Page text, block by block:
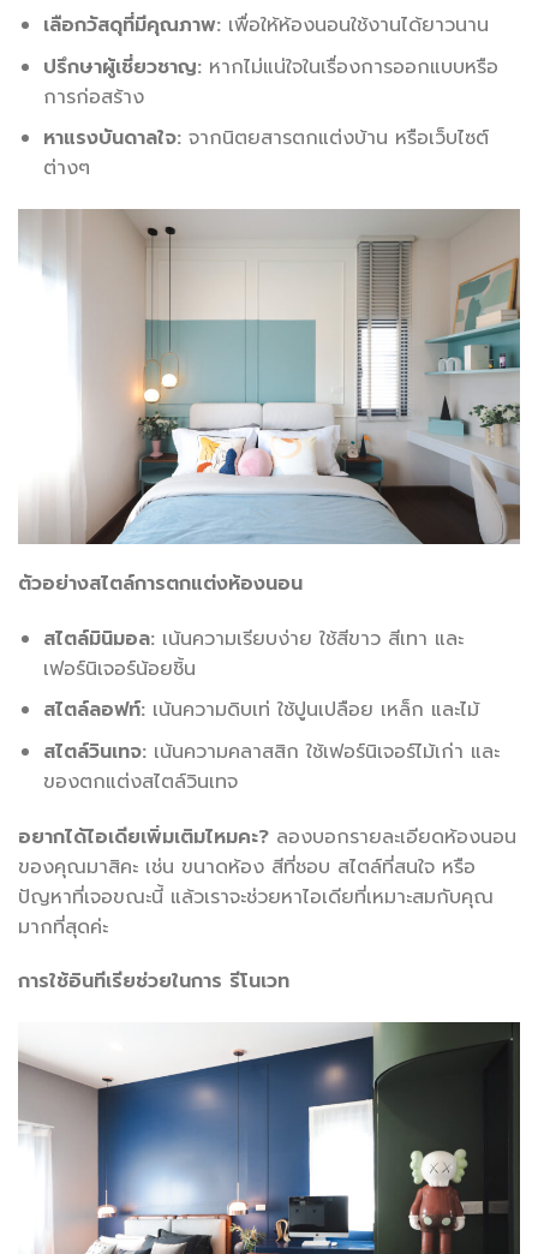
เลือกวัสดุที่มีคุณภาพ:เพื่อให้ห้องนอนใช้งานได้ยาวนาน
ปรึกษาผู้เชี่ยวชาญ:หากไม่แน่ใจในเรื่องการออกแบบหรือ
การก่อสร้าง
หาแรงบันดาลใจ:จากนิตยสารตกแต่งบ้าน หรือเว็บไซต์
ต่างๆ
ตัวอย่างสไตล์การตกแต่งห้องนอน
สไตล์มินิมอล:เน้นความเรียบง่าย ใช้สีขาว สีเทา และ
เฟอร์นิเจอร์น้อยชิ้น
สไตล์ลอฟท์:เน้นความดิบเท่ ใช้ปูนเปลือย เหล็ก และไม้
สไตล์วินเทจ:เน้นความคลาสสิก ใช้เฟอร์นิเจอร์ไม้เก่า และ
ของตกแต่งสไตล์วินเทจ
อยากได้ไอเดียเพิ่มเติมไหมคะ? ลองบอกรายละเอียดห้องนอน
ของคุณมาสิคะ เช่น ขนาดห้อง สีที่ชอบ สไตล์ที่สนใจ หรือ
ปัญหาที่เจอขณะนี้ แล้วเราจะช่วยหาไอเดียที่เหมาะสมกับคุณ
มากที่สุดค่ะ
การใช้อินทีเรียช่วยในการ รีโนเวท